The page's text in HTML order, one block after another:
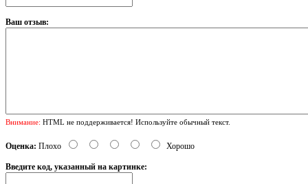
Ваш отзыв:
Внимание: HTML не поддерживается! Используйте обычный текст.
Оценка: Плохо Хорошо
Введите код, указанный на картинке: